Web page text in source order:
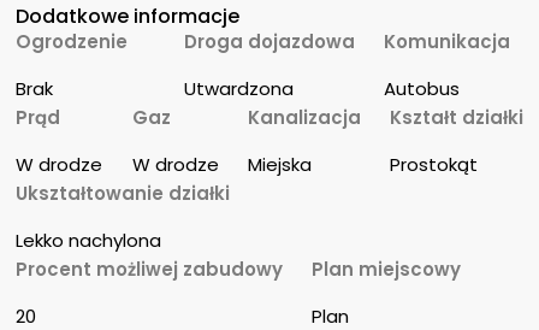
Dodatkowe informacje
Ogrodzenie
Brak
Droga dojazdowa
Utwardzona
Komunikacja
Autobus
Prąd
W drodze
Gaz
W drodze
Kanalizacja
Miejska
Kształt działki
Prostokąt
Ukształtowanie działki
Lekko nachylona
Procent możliwej zabudowy
20
Plan miejscowy
Plan